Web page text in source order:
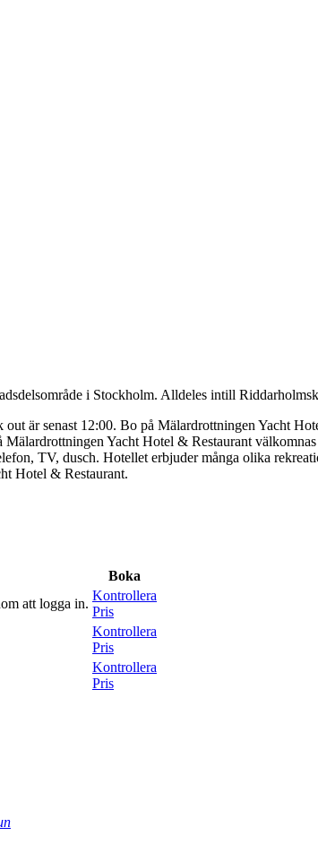
i Stockholm. Alldeles intill
är senast 12:00. Bo på Mälardrottningen Yacht
Yacht Hotel & Restaurant
TV, dusch. Hotellet erbjuder många olika
Hotel & Restaurant.
Boka
att logga in.
Kontrollera
Pris
Kontrollera
Pris
Kontrollera
Pris